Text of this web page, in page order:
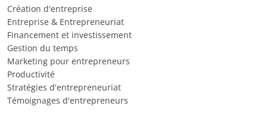
Création d'entreprise
Entreprise & Entrepreneuriat
Financement et investissement
Gestion du temps
Marketing pour entrepreneurs
Productivité
Stratégies d'entrepreneuriat
Témoignages d'entrepreneurs